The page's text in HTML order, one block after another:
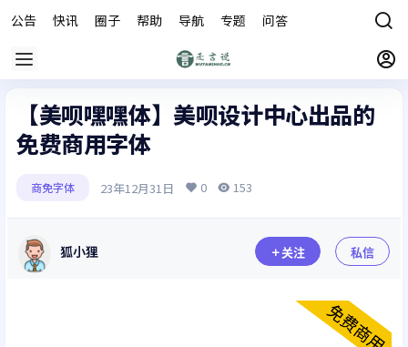
公告 快讯 圈子 帮助 导航 专题 问答
【美呗嘿嘿体】美呗设计中心出品的
免费商用字体
商免字体 23年12月31日 0 153
狐小狸 关注 私信